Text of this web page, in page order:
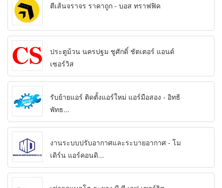
ตีเส้นจราจร ราคาถูก - บอส ทราฟฟิค
ประตูม้วน นครปฐม ชูศักดิ์ ชัตเตอร์ แอนด์
เซอร์วิส
รับย้ายแอร์ ติดตั้งแอร์ใหม่ แอร์มือสอง - อิทธิ
พัทธ...
งานระบบปรับอากาศและระบายอากาศ - โม
เดิร์น แอร์คอนดิ...